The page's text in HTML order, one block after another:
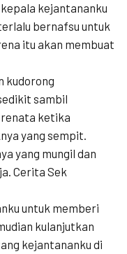
kejantananku
bernafsu untuk
itu akan membuat
kudorong
sambil
ketika
yang sempit.
yang mungil dan
Cerita Sek
untuk memberi
kulanjutkan
kejantananku di